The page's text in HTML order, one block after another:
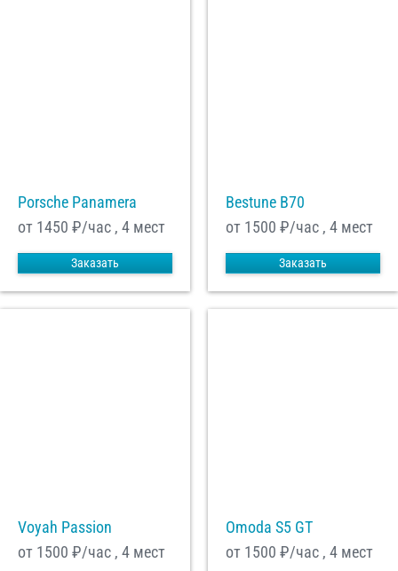
Porsche Panamera
от 1450 ₽/час , 4 мест
Заказать
Bestune B70
от 1500 ₽/час , 4 мест
Заказать
Voyah Passion
от 1500 ₽/час , 4 мест
Omoda S5 GT
от 1500 ₽/час , 4 мест